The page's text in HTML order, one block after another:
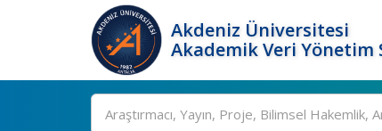
Akdeniz Üniversitesi
Akademik Veri Yönetim
Ara